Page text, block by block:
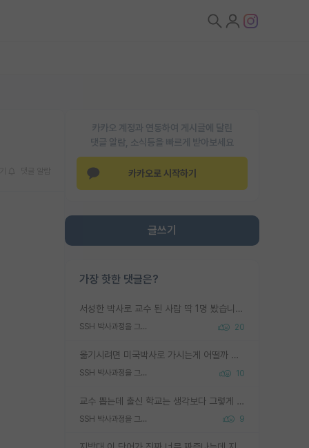
카카오 계정과 연동하여 게시글에 달린
댓글 알람, 소식등을 빠르게 받아보세요
카카오로 시작하기
글쓰기
가장 핫한 댓글은?
서성한 박사로 교수 된 사람 딱 1명 봤습니다. 근데 지방대 박사로 교수된 거는 기적이 일어나야되요. 서성한 학부부터여도 빡센게 교수임용일텐데 지방대박사로 무슨 교수가 되나요...... 중소기업/중견기업 팀장급/연구소장급이나 될거 같네요.
SSH 박사과정을 그만두고 지방대 박사로 옮기면 교수의 꿈은 끝일까요? 20
옮기시려면 미국박사로 가시는게 어떨까 싶네요. 교수가 꿈이면 미국박사 하고 미국교수 까지 같이 노리시는게 기회가 많지 않을까요?
SSH 박사과정을 그만두고 지방대 박사로 옮기면 교수의 꿈은 끝일까요? 10
교수 뽑는데 출신 학교는 생각보다 그렇게 안 봄. 앞으로는 더 안 보게 될거임. 박사는 어디서 진행해도 됨. 단, 제대로 쌓고 좋은 실적 만들 수 있다면. 그런데 지방대는 그럴 가능성이 지극히 낮음. 나만 열심히 잘 하면 된다? 인간은 주변 환경에 지배되는 나약한 존재임. 주변의 지방대 대학원생과 섞이고 지방 특유의 여유로움 또는 나쁘게 얘기해서 나태함에 젖어 살다보면 교수의 꿈 자체를 잊어버리게 될 가능성도 있음. 주변 환경이 70~80%임.
SSH 박사과정을 그만두고 지방대 박사로 옮기면 교수의 꿈은 끝일까요? 9